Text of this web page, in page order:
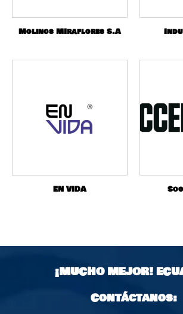
Molinos MIraflores S.A
EN VIDA
¡MUCHO MEJOR!
Contáctanos: